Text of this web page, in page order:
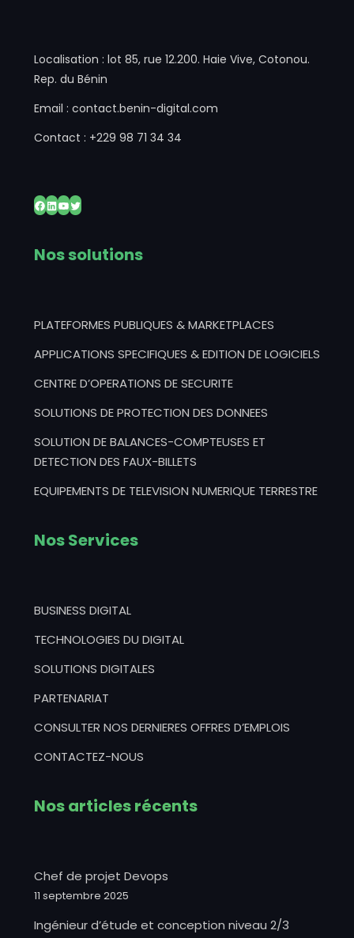
Localisation : lot 85, rue 12.200. Haie Vive, Cotonou.
Rep. du Bénin
Email : contact.benin-digital.com
Contact : +229 98 71 34 34
Facebook
LinkedIn
YouTube
Twitter
Nos solutions
PLATEFORMES PUBLIQUES & MARKETPLACES
APPLICATIONS SPECIFIQUES & EDITION DE LOGICIELS
CENTRE D’OPERATIONS DE SECURITE
SOLUTIONS DE PROTECTION DES DONNEES
SOLUTION DE BALANCES-COMPTEUSES ET
DETECTION DES FAUX-BILLETS
EQUIPEMENTS DE TELEVISION NUMERIQUE TERRESTRE
Nos Services
BUSINESS DIGITAL
TECHNOLOGIES DU DIGITAL
SOLUTIONS DIGITALES
PARTENARIAT
CONSULTER NOS DERNIERES OFFRES D’EMPLOIS
CONTACTEZ-NOUS
Nos articles récents
Chef de projet Devops
11 septembre 2025
Ingénieur d’étude et conception niveau 2/3